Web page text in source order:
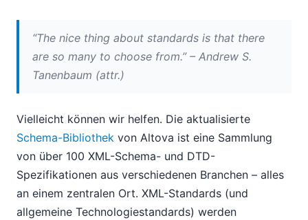
2009
2008
2007
“The nice thing about standards is that there
are so many to choose from.” – Andrew S.
Tanenbaum (attr.)
Vielleicht können wir helfen. Die aktualisierte
Schema-Bibliothek von Altova ist eine Sammlung
von über 100 XML-Schema- und DTD-
Spezifikationen aus verschiedenen Branchen – alles
an einem zentralen Ort. XML-Standards (und
allgemeine Technologiestandards) werden